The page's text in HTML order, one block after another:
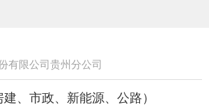
有限公司贵州分公司
、市政、新能源、公路）